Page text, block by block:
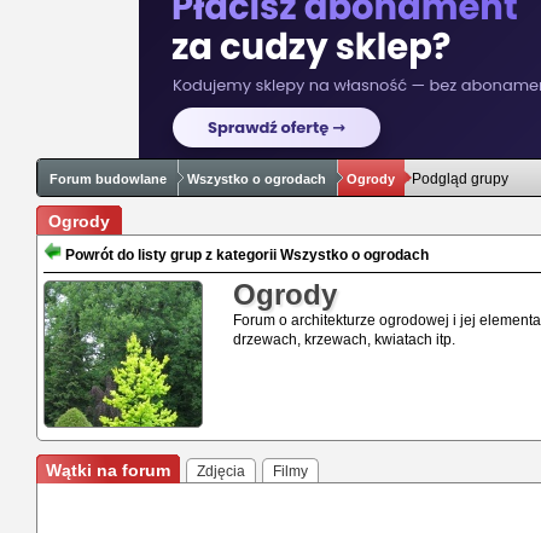
Forum budowlane Wszystko o ogrodach Ogrody Podgląd grupy
Ogrody
Powrót do listy grup z kategorii Wszystko o ogrodach
Ogrody
Forum o architekturze ogrodowej i jej
drzewach, krzewach, kwiatach itp.
Wątki na forum Zdjęcia Filmy